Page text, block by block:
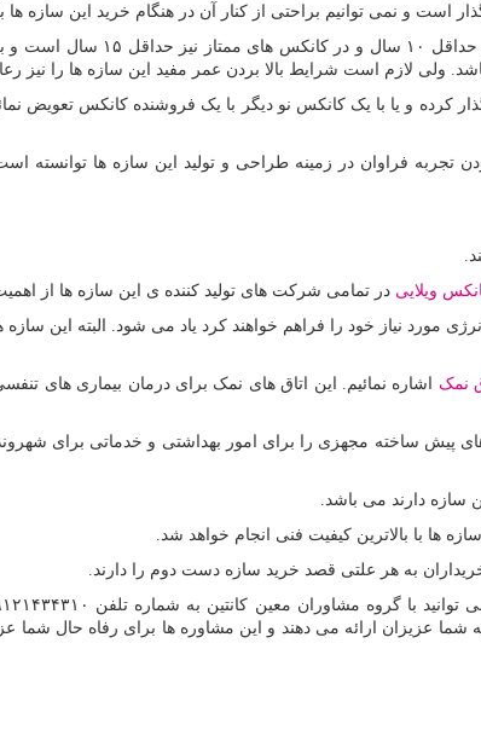
و نمی توانیم براحتی از کنار آن در هنگام خرید این سازه ها
طول عمر کانکس ها با یکدیگر متفاوت است این طول عمر در
ولی لازم است شرایط بالا بردن عمر مفید این سازه ها را نیز
و یا با یک کانکس نو دیگر با یک فروشنده کانکس تعویض
تجربه فراوان در زمینه طراحی و تولید این سازه ها توانسته
ویلایی در تمامی شرکت های تولید کننده ی این سازه ها از
نیاز خود را فراهم خواهند کرد یاد می شود. البته این سازه ها
نمک اشاره نمائیم. این اتاق های نمک برای درمان بیماری های
ساخته مجهزی را برای امور بهداشتی و خدماتی برای
سازه دارند می باشد.
ها با بالاترین کیفیت فنی انجام خواهد شد.
به هر علتی قصد خرید سازه دست دوم را دارند.
عزیزان ارائه می دهند و این مشاوره ها برای رفاه حال شما